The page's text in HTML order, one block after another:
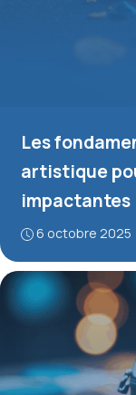
Les
artistique
impactantes
6 octobre 2025